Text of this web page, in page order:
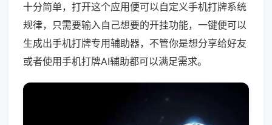
十分简单，打开这个应用便可以自定义手机打牌系统
规律，只需要输入自己想要的开挂功能，一键便可以
生成出手机打牌专用辅助器，不管你是想分享给好友
或者使用手机打牌AI辅助都可以满足需求。